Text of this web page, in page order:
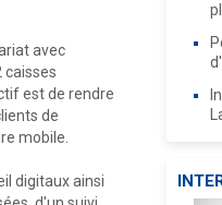
avec
caisses
est de rendre
de
mobile.
digitaux ainsi